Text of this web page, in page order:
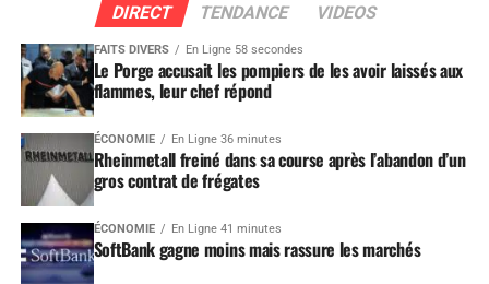
DIRECT TENDANCE VIDEOS
FAITS DIVERS En Ligne 58 secondes
Le Porge accusait les pompiers de les avoir laissés aux
flammes, leur chef répond
ÉCONOMIE En Ligne 36 minutes
Rheinmetall freiné dans sa course après l’abandon d’un
gros contrat de frégates
ÉCONOMIE En Ligne 41 minutes
SoftBank gagne moins mais rassure les marchés